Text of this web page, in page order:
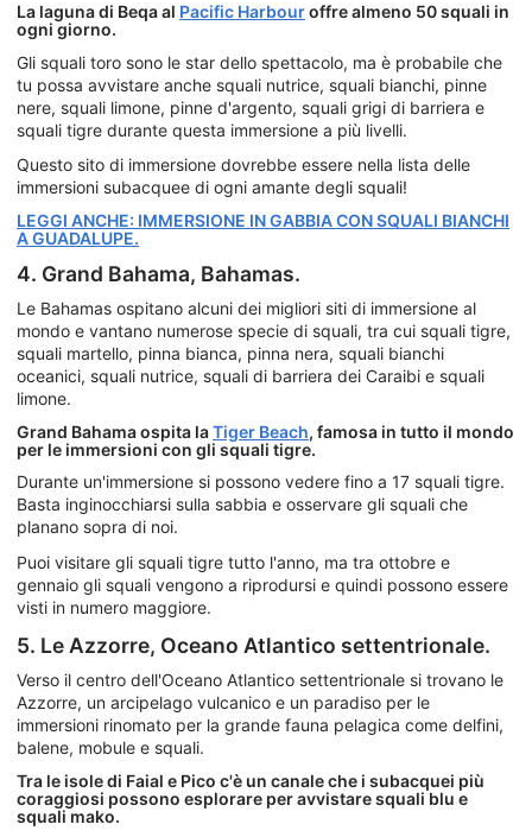
La laguna di Beqa al Pacific Harbouroffre almeno 50 squali in
ogni giorno.
Gli squali toro sono le star dello spettacolo, ma è probabile che
tu possa avvistare anche squali nutrice, squali bianchi, pinne
nere, squali limone, pinne d'argento, squali grigi di barriera e
squali tigre durante questa immersione a più livelli.
Questo sito di immersione dovrebbe essere nella lista delle
immersioni subacquee di ogni amante degli squali!
LEGGI ANCHE: IMMERSIONE IN GABBIA CON SQUALI BIANCHI
A GUADALUPE.
4. Grand Bahama, Bahamas.
Le Bahamas ospitano alcuni dei migliori siti di immersione al
mondo e vantano numerose specie di squali, tra cui squali tigre,
squali martello, pinna bianca, pinna nera, squali bianchi
oceanici, squali nutrice, squali di barriera dei Caraibi e squali
limone.
Grand Bahama ospita laTiger Beach, famosa in tutto il mondo
per le immersioni con gli squali tigre.
Durante un'immersione si possono vedere fino a 17 squali tigre.
Basta inginocchiarsi sulla sabbia e osservare gli squali che
planano sopra di noi.
Puoi visitare gli squali tigre tutto l'anno, ma tra ottobre e
gennaio gli squali vengono a riprodursi e quindi possono essere
visti in numero maggiore.
5. Le Azzorre, Oceano Atlantico settentrionale.
Verso il centro dell'Oceano Atlantico settentrionale si trovano le
Azzorre, un arcipelago vulcanico e un paradiso per le
immersioni rinomato per la grande fauna pelagica come delfini,
balene, mobule e squali.
Tra le isole di Faial e Pico c'è un canale che i subacquei più
coraggiosi possono esplorare per avvistare squali blu e
squali mako.